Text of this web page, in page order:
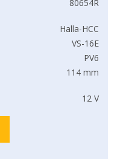
80654R
Halla-HCC
VS-16E
PV6
114 mm
12 V